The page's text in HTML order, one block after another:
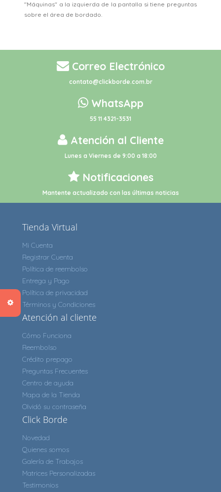
"Máquinas" a la izquierda de la pantalla si tiene preguntas
sobre el área de bordado.
Correo Electrónico
contato@clickborde.com.br
WhatsApp
55 11 4321-3531
Atención al Cliente
Lunes a Viernes de 9:00 a 18:00
Notificaciones
Mantente actualizado con las últimas noticias
Tienda Virtual
Mi Cuenta
Registrar Cuenta
Política de reembolso
Entrega y Pago
Política de privacidad
Términos y Condiciones
Atención al cliente
Cómo Funciona
Reembolso
Crédito prepago
Preguntas Frecuentes
Centro de ayuda
Mapa de la Tienda
Olvidó su contraseña
Click Borde
Novedad
Quienes somos
Galería de Trabajos
Matrices Personalizadas
Testimonios